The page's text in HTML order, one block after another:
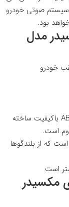
سیستم صوتی خودرو
مدل
خودرو
جنس بدنه: اسپیکر 6902 مکسیدر از جنس ABS باکیفیت ساخته
است.
که از بلندگوها
مکسیدر